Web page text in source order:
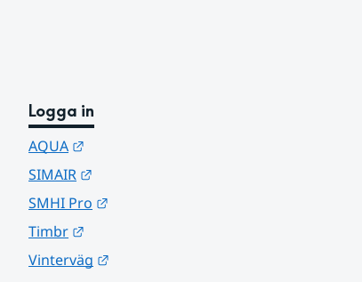
Logga in
AQUA
SIMAIR
SMHI Pro
Timbr
Vinterväg